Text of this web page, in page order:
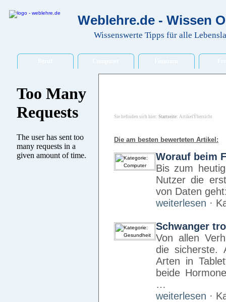
Weblehre.de - Wissen
Wissenswerte Tipps für alle
Sie befinden sich hier: Startseite: ArtikelŸbersicht
Die am besten bewerteten Artikel:
Worauf beim
Bis zum
Nutzer die
von Daten
weiterlesen ·
Schwanger
Von allen
die sicherste.
Arten in
beide
…
weiterlesen ·